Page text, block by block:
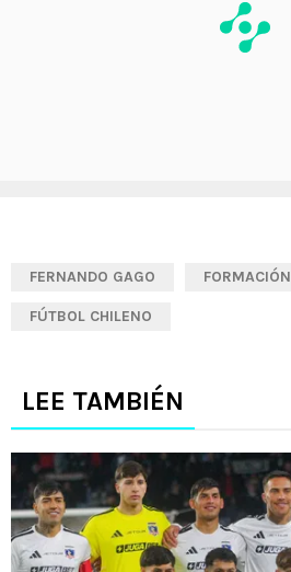
FERNANDO GAGO FORMACIÓN
FÚTBOL CHILENO
LEE TAMBIÉN